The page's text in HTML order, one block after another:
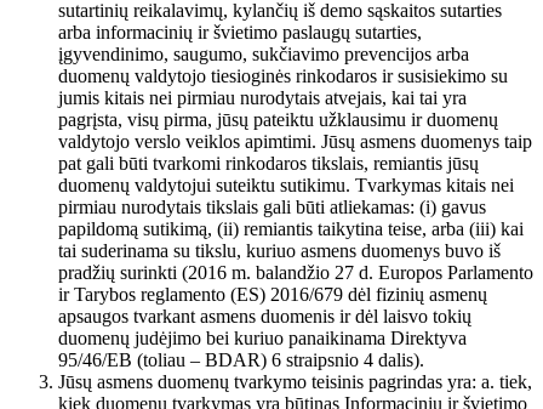
sutartinių reikalavimų, kylančių iš demo sąskaitos sutarties
arba informacinių ir švietimo paslaugų sutarties,
įgyvendinimo, saugumo, sukčiavimo prevencijos arba
duomenų valdytojo tiesioginės rinkodaros ir susisiekimo su
jumis kitais nei pirmiau nurodytais atvejais, kai tai yra
pagrįsta, visų pirma, jūsų pateiktu užklausimu ir duomenų
valdytojo verslo veiklos apimtimi. Jūsų asmens duomenys taip
pat gali būti tvarkomi rinkodaros tikslais, remiantis jūsų
duomenų valdytojui suteiktu sutikimu. Tvarkymas kitais nei
pirmiau nurodytais tikslais gali būti atliekamas: (i) gavus
papildomą sutikimą, (ii) remiantis taikytina teise, arba (iii) kai
tai suderinama su tikslu, kuriuo asmens duomenys buvo iš
pradžių surinkti (2016 m. balandžio 27 d. Europos Parlamento
ir Tarybos reglamento (ES) 2016/679 dėl fizinių asmenų
apsaugos tvarkant asmens duomenis ir dėl laisvo tokių
duomenų judėjimo bei kuriuo panaikinama Direktyva
95/46/EB (toliau – BDAR) 6 straipsnio 4 dalis).
Jūsų asmens duomenų tvarkymo teisinis pagrindas yra: a. tiek,
kiek duomenų tvarkymas yra būtinas Informacinių ir švietimo